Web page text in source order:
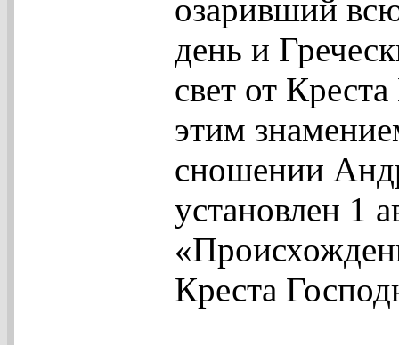
озаривший
день и
свет от
этим
сношении
установлен 1
Креста